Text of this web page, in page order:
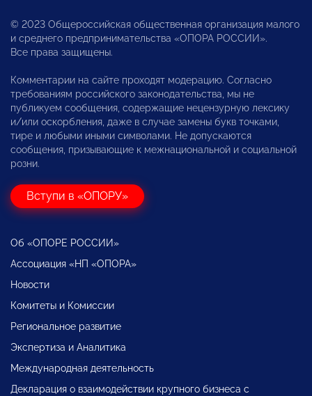
© 2023 Общероссийская общественная организация малого
и среднего предпринимательства «ОПОРА РОССИИ».
Все права защищены.
Комментарии на сайте проходят модерацию. Согласно
требованиям российского законодательства, мы не
публикуем сообщения, содержащие нецензурную лексику
и/или оскорбления, даже в случае замены букв точками,
тире и любыми иными символами. Не допускаются
сообщения, призывающие к межнациональной и социальной
розни.
Вступи в «ОПОРУ»
Об «ОПОРЕ РОССИИ»
Ассоциация «НП «ОПОРА»
Новости
Комитеты и Комиссии
Региональное развитие
Экспертиза и Аналитика
Международная деятельность
Декларация о взаимодействии крупного бизнеса с